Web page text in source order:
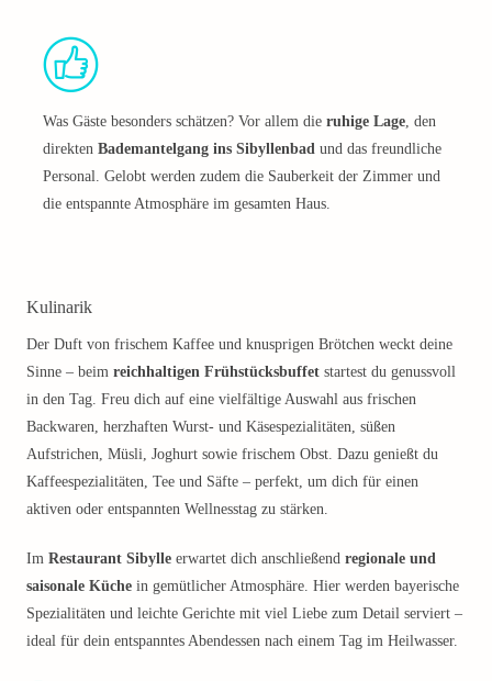
Was Gäste besonders schätzen? Vor allem die ruhige Lage, den
direkten Bademantelgang ins Sibyllenbad und das freundliche
Personal. Gelobt werden zudem die Sauberkeit der Zimmer und
die entspannte Atmosphäre im gesamten Haus.
Kulinarik
Der Duft von frischem Kaffee und knusprigen Brötchen weckt deine
Sinne – beim reichhaltigen Frühstücksbuffet startest du genussvoll
in den Tag. Freu dich auf eine vielfältige Auswahl aus frischen
Backwaren, herzhaften Wurst- und Käsespezialitäten, süßen
Aufstrichen, Müsli, Joghurt sowie frischem Obst. Dazu genießt du
Kaffeespezialitäten, Tee und Säfte – perfekt, um dich für einen
aktiven oder entspannten Wellnesstag zu stärken.
Im Restaurant Sibylle erwartet dich anschließend regionale und
saisonale Küche in gemütlicher Atmosphäre. Hier werden bayerische
Spezialitäten und leichte Gerichte mit viel Liebe zum Detail serviert –
ideal für dein entspanntes Abendessen nach einem Tag im Heilwasser.